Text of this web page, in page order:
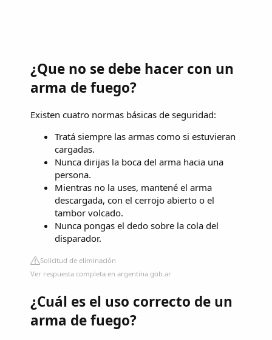
¿Que no se debe hacer con un
arma de fuego?
Existen cuatro normas básicas de seguridad:
Tratá siempre las armas como si estuvieran
cargadas.
Nunca dirijas la boca del arma hacia una
persona.
Mientras no la uses, mantené el arma
descargada, con el cerrojo abierto o el
tambor volcado.
Nunca pongas el dedo sobre la cola del
disparador.
Solicitud de eliminación
Ver respuesta completa en argentina.gob.ar
¿Cuál es el uso correcto de un
arma de fuego?